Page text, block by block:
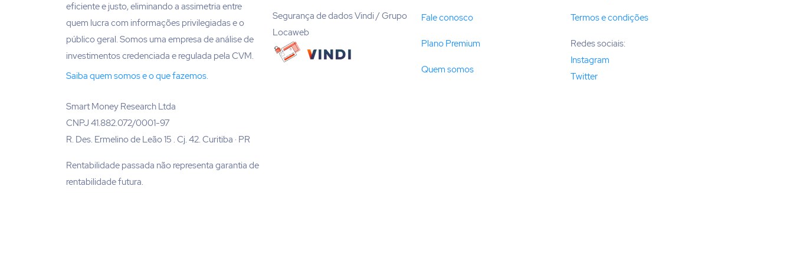
eficiente e justo, eliminando a assimetria entre
quem lucra com informações privilegiadas e o
público geral. Somos uma empresa de análise de
investimentos credenciada e regulada pela CVM.
Saiba quem somos e o que fazemos.
Smart Money Research Ltda
CNPJ 41.882.072/0001-97
R. Des. Ermelino de Leão 15 . Cj. 42. Curitiba · PR
Rentabilidade passada não representa garantia de
rentabilidade futura.
Segurança de dados Vindi / Grupo
Locaweb
Fale conosco
Plano Premium
Quem somos
Termos e condições
Redes sociais:
Instagram
Twitter